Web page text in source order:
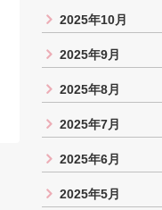
2025年10月
2025年9月
2025年8月
2025年7月
2025年6月
2025年5月